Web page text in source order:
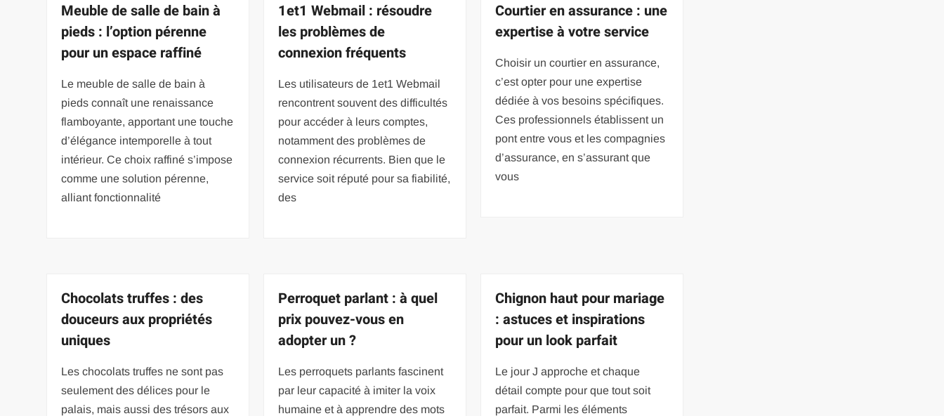
Meuble de salle de bain à
pieds : l’option pérenne
pour un espace raffiné
Le meuble de salle de bain à
pieds connaît une renaissance
flamboyante, apportant une touche
d’élégance intemporelle à tout
intérieur. Ce choix raffiné s’impose
comme une solution pérenne,
alliant fonctionnalité
1et1 Webmail : résoudre
les problèmes de
connexion fréquents
Les utilisateurs de 1et1 Webmail
rencontrent souvent des difficultés
pour accéder à leurs comptes,
notamment des problèmes de
connexion récurrents. Bien que le
service soit réputé pour sa fiabilité,
des
Courtier en assurance : une
expertise à votre service
Choisir un courtier en assurance,
c’est opter pour une expertise
dédiée à vos besoins spécifiques.
Ces professionnels établissent un
pont entre vous et les compagnies
d’assurance, en s’assurant que
vous
Chocolats truffes : des
douceurs aux propriétés
uniques
Les chocolats truffes ne sont pas
seulement des délices pour le
palais, mais aussi des trésors aux
Perroquet parlant : à quel
prix pouvez-vous en
adopter un ?
Les perroquets parlants fascinent
par leur capacité à imiter la voix
humaine et à apprendre des mots
Chignon haut pour mariage
: astuces et inspirations
pour un look parfait
Le jour J approche et chaque
détail compte pour que tout soit
parfait. Parmi les éléments